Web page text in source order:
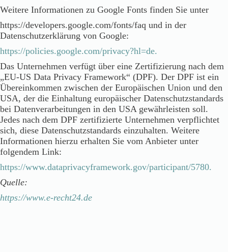
Weitere Informationen zu Google Fonts finden Sie unter
https://developers.google.com/fonts/faq und in der
Datenschutzerklärung von Google:
https://policies.google.com/privacy?hl=de.
Das Unternehmen verfügt über eine Zertifizierung nach dem
„EU-US Data Privacy Framework“ (DPF). Der DPF ist ein
Übereinkommen zwischen der Europäischen Union und den
USA, der die Einhaltung europäischer Datenschutzstandards
bei Datenverarbeitungen in den USA gewährleisten soll.
Jedes nach dem DPF zertifizierte Unternehmen verpflichtet
sich, diese Datenschutzstandards einzuhalten. Weitere
Informationen hierzu erhalten Sie vom Anbieter unter
folgendem Link:
https://www.dataprivacyframework.gov/participant/5780.
Quelle:
https://www.e-recht24.de